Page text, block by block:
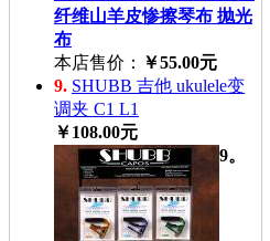
纤维山羊皮惨擦琴布 抛光
布
本店售价： ￥55.00元
9. SHUBB 吉他 ukulele变
调夹 C1 L1
￥108.00元
9。